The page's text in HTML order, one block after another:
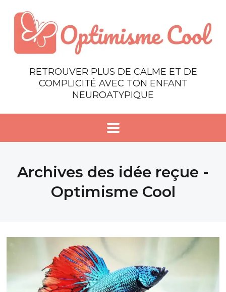
RETROUVER PLUS DE CALME ET DE
COMPLICITÉ AVEC TON ENFANT
NEUROATYPIQUE
Archives des idée reçue -
Optimisme Cool